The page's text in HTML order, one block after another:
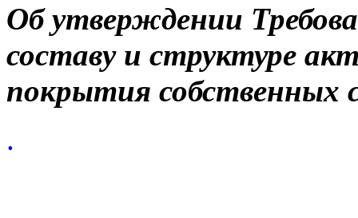
Об утверждении
составу и структуре
покрытия собственных
.